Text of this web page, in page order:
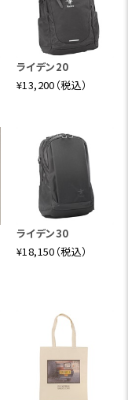
ライデン20
¥13,200（税込）
ライデン30
¥18,150（税込）